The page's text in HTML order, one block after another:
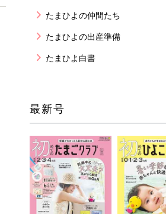
たまひよの仲間たち
たまひよの出産準備
たまひよ白書
最新号